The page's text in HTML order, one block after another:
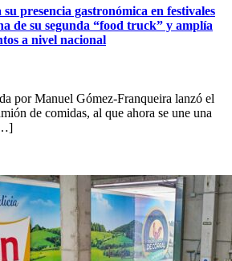
presencia gastronómica en festivales
de su segunda “food truck” y amplía
a nivel nacional
por Manuel Gómez-Franqueira lanzó el
de comidas, al que ahora se une una